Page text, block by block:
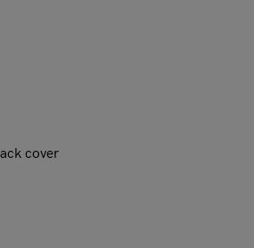
cover